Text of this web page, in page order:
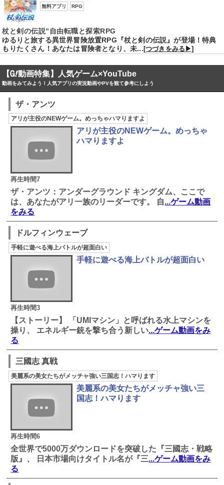
無料アプリ RPG
杖と剣の伝説”自由転職と探索RPG
ゆるりと旅する異世界冒険放置RPG『杖と剣の伝説』が登場！特典
もりたくさん！あなたは冒険者となり、未... [つづきをみる▶]
【 動画特集】人気ゲーム×YouTube
動画をみてみよう！人気アプリの実況動画やPVを観て参考にしよう
ザ・アンツ
アリが主役のNEWゲーム。めっちゃハマりますよ
再生時間7
アリが主役のNEWゲーム。めっちゃ
ハマりますよ
ザ・アンツ：アンダーグラウンド キングダム、ここで
は、あなたがアリ一族のリーダーです。 自...ゲーム動画
をみる
ドルフィンウェーブ
手軽に遊べる海上バトルが超面白い
再生時間3
手軽に遊べる海上バトルが超面白い
【ストーリー】 「UMIマシン」と呼ばれる水上マシンを
操り、 エネルギー銃を撃ち合う新しい...ゲーム動画をみ
る
三國志 真戦
美麗系の美女たちがメッチャ強い三国志！ハマります
再生時間6
美麗系の美女たちがメッチャ強い三
国志！ハマります
全世界で5000万ダウンロードを突破した『三國志・戦略
版』、 日本市場向けタイトル名が『三...ゲーム動画をみ
る